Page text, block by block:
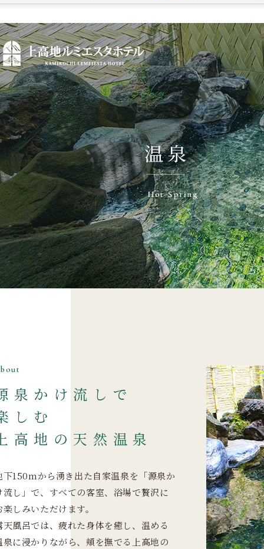
About
泉かけ流しで
しむ
高地の天然温泉
下150mから湧き出た自家温泉を「源泉か
流し」で、すべての客室、浴場で贅沢に
楽しみいただけます。
天風呂では、疲れた身体を癒し、温める
泉に浸かりながら、頬を撫でる上高地の